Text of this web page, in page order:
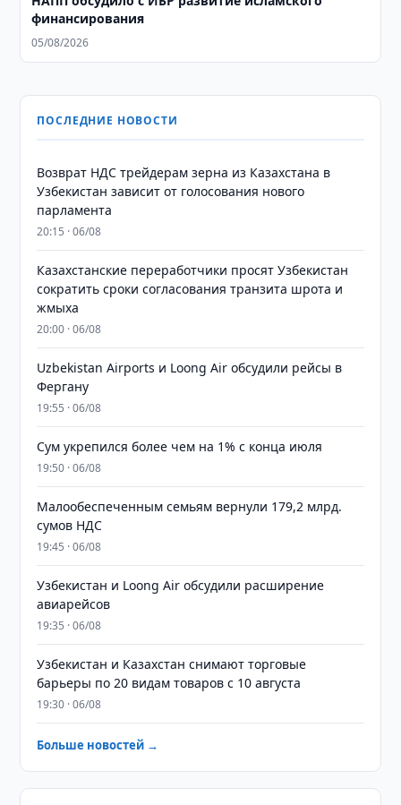
финансирования
05/08/2026
ПОСЛЕДНИЕ НОВОСТИ
Возврат НДС трейдерам зерна из Казахстана в
Узбекистан зависит от голосования нового
парламента
20:15 · 06/08
Казахстанские переработчики просят Узбекистан
сократить сроки согласования транзита шрота и
жмыха
20:00 · 06/08
Uzbekistan Airports и Loong Air обсудили рейсы в
Фергану
19:55 · 06/08
Сум укрепился более чем на 1% с конца июля
19:50 · 06/08
Малообеспеченным семьям вернули 179,2 млрд.
сумов НДС
19:45 · 06/08
Узбекистан и Loong Air обсудили расширение
авиарейсов
19:35 · 06/08
Узбекистан и Казахстан снимают торговые
барьеры по 20 видам товаров с 10 августа
19:30 · 06/08
Больше новостей →